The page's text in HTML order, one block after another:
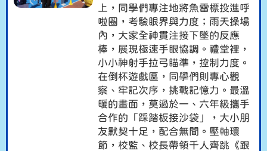
上，同學們專注地將魚雷標投進呼
啦圈，考驗眼界與力度；雨天操場
內，大家全神貫注接下墜的反應
棒，展現極速手眼協調。禮堂裡，
小小神射手拉弓瞄準，控制力度。
在倒杯遊戲區，同學們則專心觀
察、牢記次序，挑戰記憶力。最溫
暖的畫面，莫過於一、六年級攜手
合作的「踩踏板接沙袋」，大小朋
友默契十足，配合無間。壓軸環
節，校監、校長帶領千人齊跳《跟